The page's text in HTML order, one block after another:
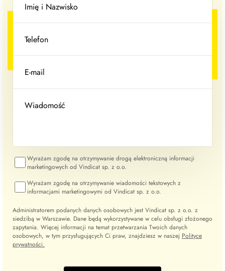
Imię i Nazwisko
Telefon
E-mail
Wiadomość
Wyrażam zgodę na otrzymywanie drogą elektroniczną informacji
marketingowych od Vindicat sp. z o.o.
Wyrażam zgodę na otrzymywanie wiadomości tekstowych z
informacjami marketingowymi od Vindicat sp. z o.o.
Administratorem podanych danych osobowych jest Vindicat sp. z o.o. z
siedzibą w Warszawie. Dane będą wykorzystywane w celu obsługi złożonego
zapytania. Więcej informacji na temat przetwarzania Twoich danych
osobowych, w tym przysługujących Ci praw, znajdziesz w naszej Polityce
prywatności.